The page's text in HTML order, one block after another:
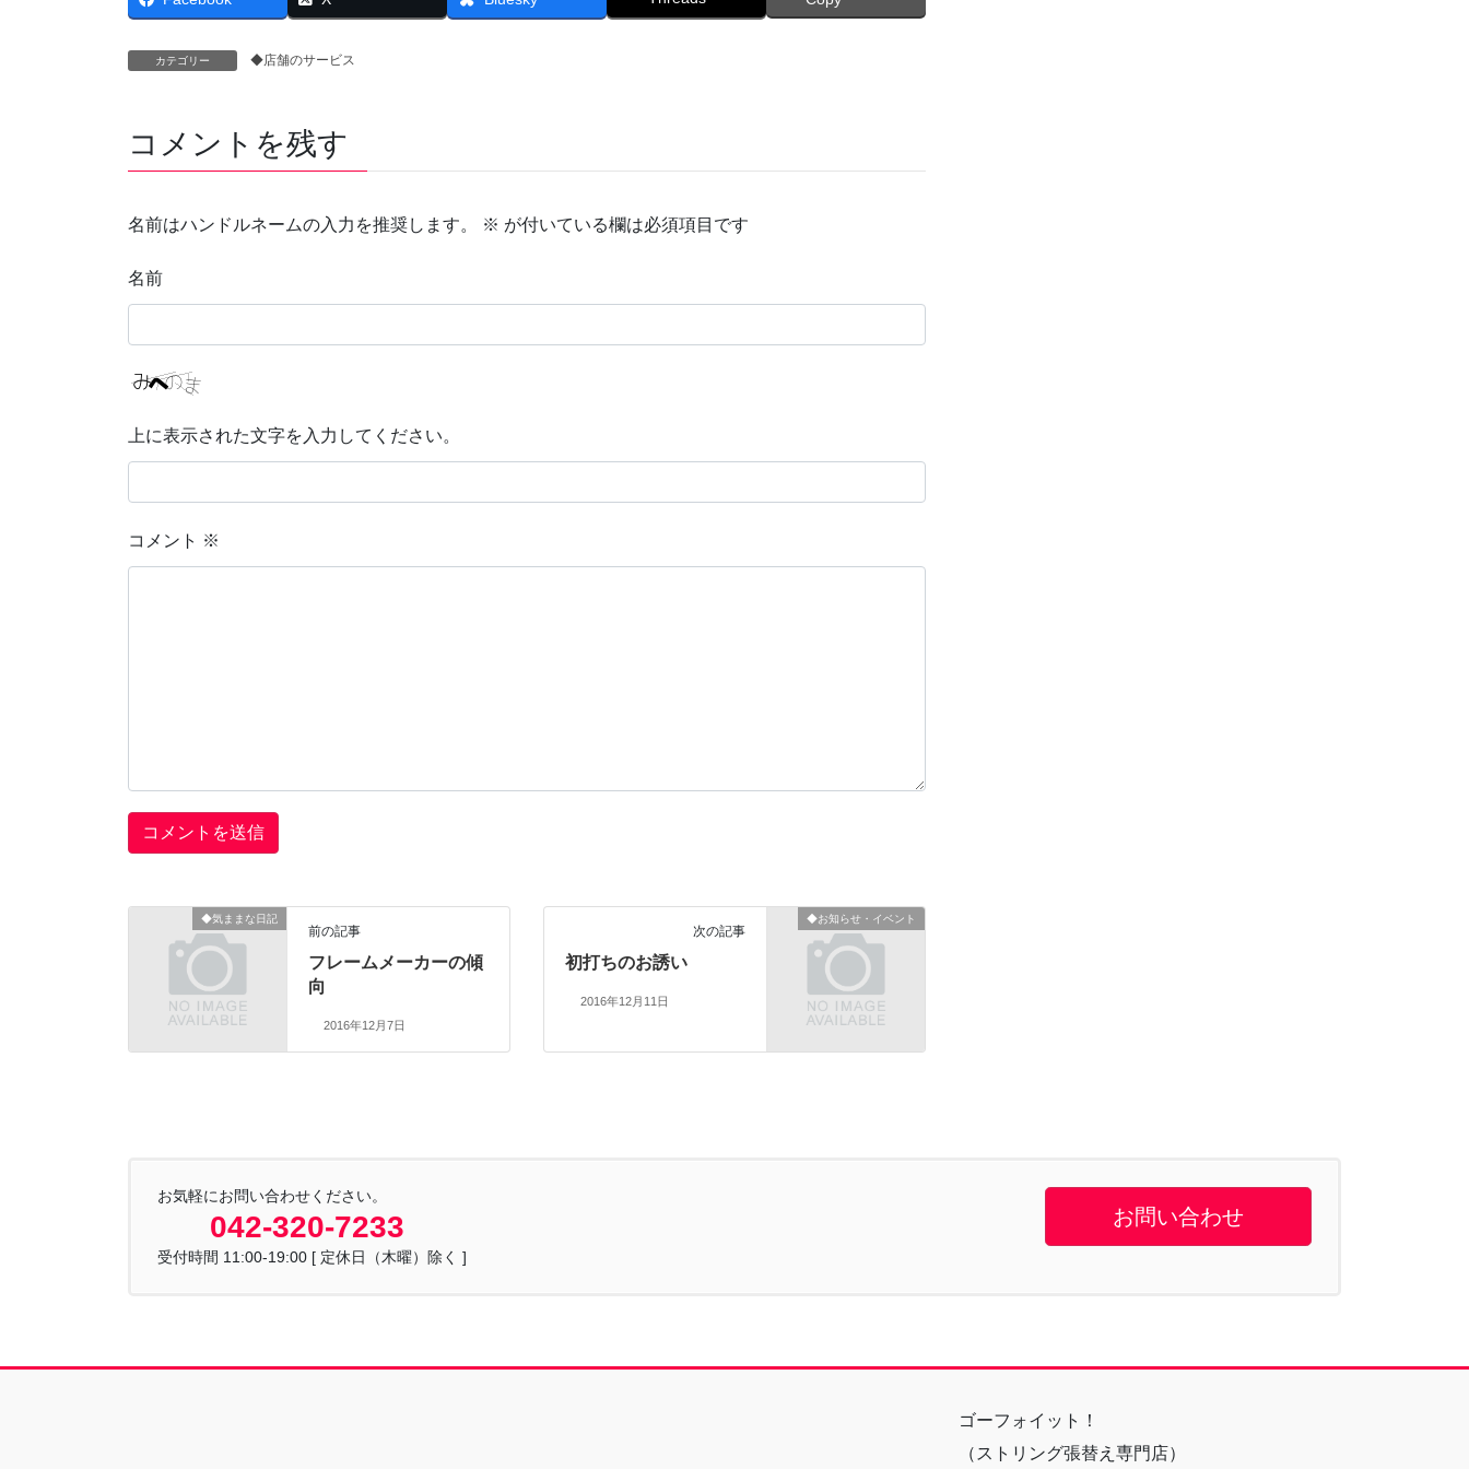
カテゴリー ◆店舗のサービス
コメントを残す
名前はハンドルネームの入力を推奨します。 ※ が付いている欄は必須項目です
名前
上に表示された文字を入力してください。
コメント ※
◆気ままな日記
前の記事
フレームメーカーの傾
向
2016年12月7日
◆お知らせ・イベント
次の記事
初打ちのお誘い
2016年12月11日
お気軽にお問い合わせください。
042-320-7233
受付時間 11:00-19:00 [ 定休日（木曜）除く ]
お問い合わせ
ゴーフォイット！
（ストリング張替え専門店）